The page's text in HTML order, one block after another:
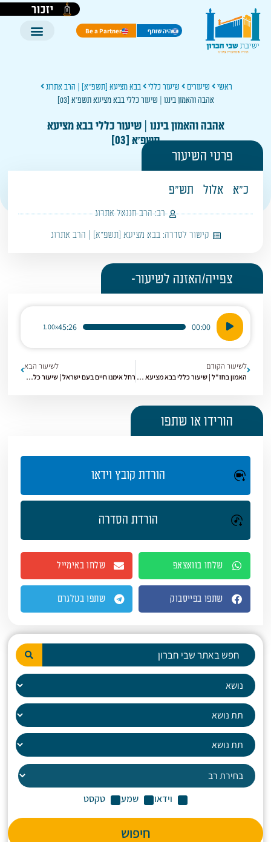
יזכור
היה שותף Be a Partner
ראשי שיעורים שיעור כללי
בבא מציעא [תשפ"א] | הרב אתרוג
אהבה והאמון ביננו | שיעור כללי בבא מציעא תשפ'א [03]
אהבה והאמון ביננו | שיעור כללי בבא מציעא
תשפ'א [03]
פרטי השיעור
כ"א אלול תש"פ
רב: הרב חננאל אתרוג
קישור לסדרה: בבא מציעא [תשפ"א] | הרב אתרוג
צפייה/האזנה לשיעור-
נגן
אודיו
00:00
45:26
1.00x
לשיעור הקודם
האמון בחז"ל | שיעור כללי בבא מציעא תשפ'א [02]
לשיעור הבא
רחל אימנו חיים בעם ישראל | שיעור כללי בבא מציעא תשפ'א [05]
הורידו או שתפו
הורדת קובץ וידאו
הורדת הסדרה
שלחו בוואצאפ שלחו באימייל
שתפו בפייסבוק שתפו בטלגרם
וידאו שמע טקסט
חיפוש